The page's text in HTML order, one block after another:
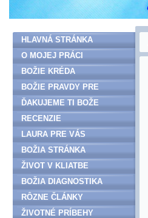
HLAVNÁ STRÁNKA
O MOJEJ PRÁCI
BOŽIE KRÉDA
BOŽIE PRAVDY PRE
ĽUDSTVO
ĎAKUJEME TI BOŽE
RECENZIE
LAURA PRE VÁS
BOŽIA STRÁNKA
ŽIVOT V KLIATBE
BOŽIA DIAGNOSTIKA
RÔZNE ČLÁNKY
ŽIVOTNÉ PRÍBEHY